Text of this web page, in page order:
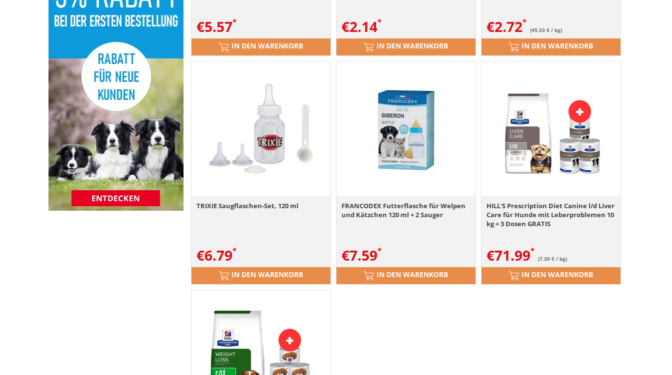
€5.57
IN DEN WARENKORB
€2.14
IN DEN WARENKORB
€2.72 (45.33 € / kg)
IN DEN WARENKORB
TRIXIE Saugflaschen-Set, 120 ml
€6.79
IN DEN WARENKORB
FRANCODEX Futterflasche für Welpen
und Kätzchen 120 ml + 2 Sauger
€7.59
IN DEN WARENKORB
HILL'S Prescription Diet Canine l/d Liver
Care für Hunde mit Leberproblemen 10
kg + 3 Dosen GRATIS
€71.99 (7.20 € / kg)
IN DEN WARENKORB